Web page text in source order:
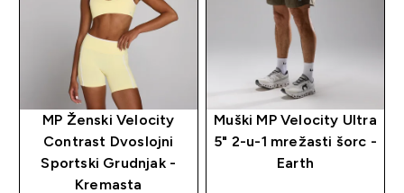
MP Ženski Velocity
Contrast Dvoslojni
Sportski Grudnjak -
Kremasta
Muški MP Velocity Ultra
5" 2-u-1 mrežasti šorc -
Earth